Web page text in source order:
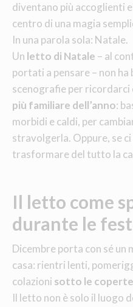
diventano più accoglienti
centro di una magia
In una parola sola: Natale.
Un letto di Natale – al
portati a pensare – non
scenografie per ricordarci
più familiare dell’anno:
morbidi e caldi, per
stravolgerla. Oppure, se ci
trasformare del tutto la
Il letto come
durante le
Dicembre porta con sé un
casa: rientri lenti,
colazioni sotto le
Il letto non è solo il luogo